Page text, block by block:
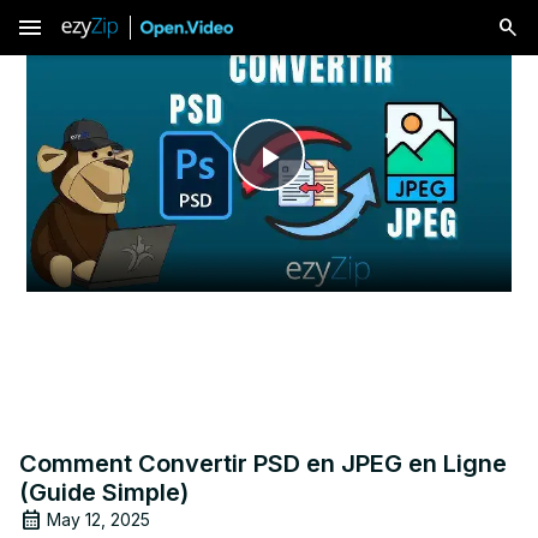
menu
Play
Video
Comment Convertir PSD en JPEG en Ligne
(Guide Simple)
May 12, 2025